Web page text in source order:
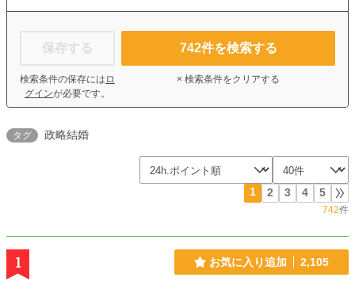
保存する
検索条件の保存には ロ
グインが必要です。
742件を検索する
× 検索条件をクリアする
タグ 政略結婚
1 2 3 4 5
742件
1 お気に入り追加 2,105